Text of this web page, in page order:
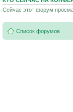
Сейчас этот форум
Список форумов